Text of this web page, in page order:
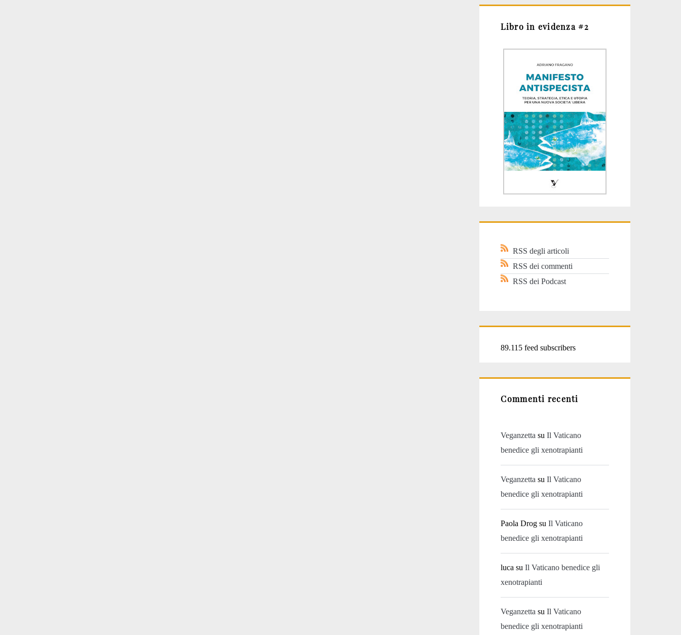
Libro in evidenza #2
RSS degli articoli
RSS dei commenti
RSS dei Podcast
89.115 feed subscribers
Commenti recenti
Veganzetta suIl Vaticano
benedice gli xenotrapianti
Veganzetta suIl Vaticano
benedice gli xenotrapianti
Paola Drog suIl Vaticano
benedice gli xenotrapianti
luca suIl Vaticano benedice gli
xenotrapianti
Veganzetta suIl Vaticano
benedice gli xenotrapianti